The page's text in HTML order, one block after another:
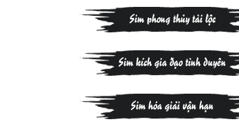
Sim phong thủy tài lộc
Sim kích gia đạo tình duyên
Sim hóa giải vận hạn